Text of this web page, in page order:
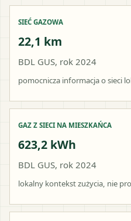
SIEĆ GAZOWA
22,1 km
BDL GUS, rok 2024
pomocnicza informacja o sieci
GAZ Z SIECI NA MIESZKAŃCA
623,2 kWh
BDL GUS, rok 2024
lokalny kontekst zużycia, nie